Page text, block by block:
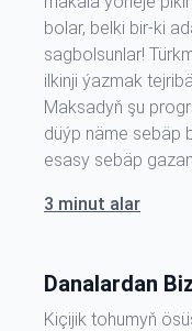
bolar, belki bir-ki
sagbolsunlar!
ilkinji ýazmak
Maksadyň şu
düýp näme sebäp
esasy sebäp
3 minut alar
Danalardan
Kiçijik tohumyň